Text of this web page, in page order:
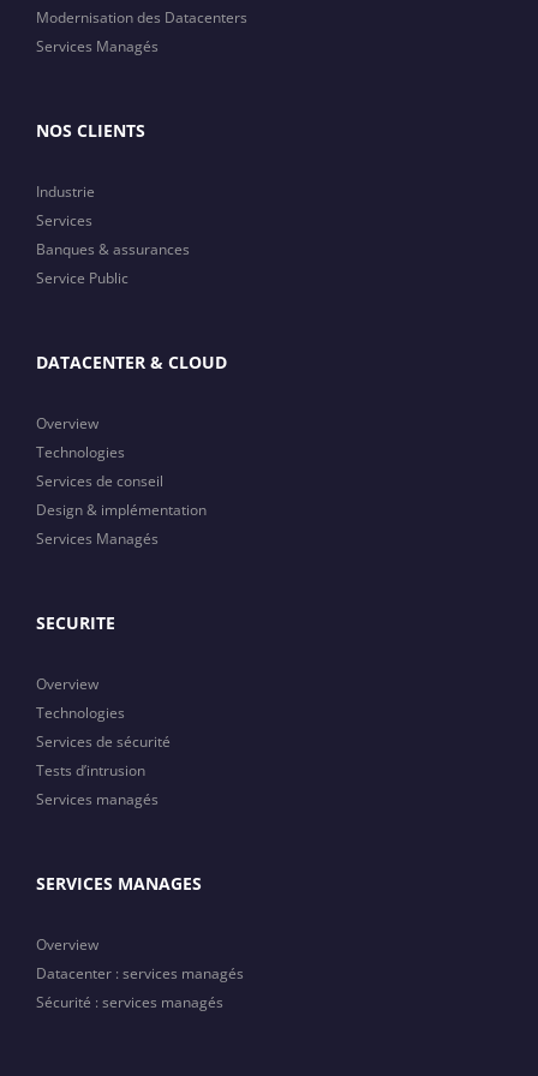
Modernisation des Datacenters
Services Managés
NOS CLIENTS
Industrie
Services
Banques & assurances
Service Public
DATACENTER & CLOUD
Overview
Technologies
Services de conseil
Design & implémentation
Services Managés
SECURITE
Overview
Technologies
Services de sécurité
Tests d’intrusion
Services managés
SERVICES MANAGES
Overview
Datacenter : services managés
Sécurité : services managés